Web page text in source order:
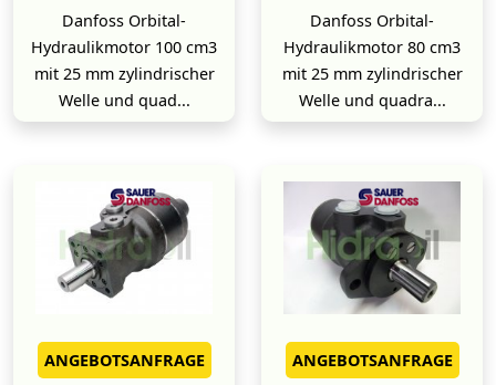
Danfoss Orbital-
Hydraulikmotor 100 cm3
mit 25 mm zylindrischer
Welle und quad...
Danfoss Orbital-
Hydraulikmotor 80 cm3
mit 25 mm zylindrischer
Welle und quadra...
ANGEBOTSANFRAGE
ANGEBOTSANFRAGE